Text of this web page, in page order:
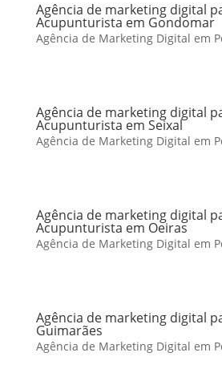
Agência de marketing digital
Acupunturista em Gondomar
Agência de Marketing Digital em
Agência de marketing digital
Acupunturista em Seixal
Agência de Marketing Digital em
Agência de marketing digital
Acupunturista em Oeiras
Agência de Marketing Digital em
Agência de marketing digital
Guimarães
Agência de Marketing Digital em